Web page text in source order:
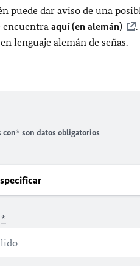
puede dar aviso de una
encuentra aquí (en alemán)
lenguaje alemán de señas.
con* son datos obligatorios
*